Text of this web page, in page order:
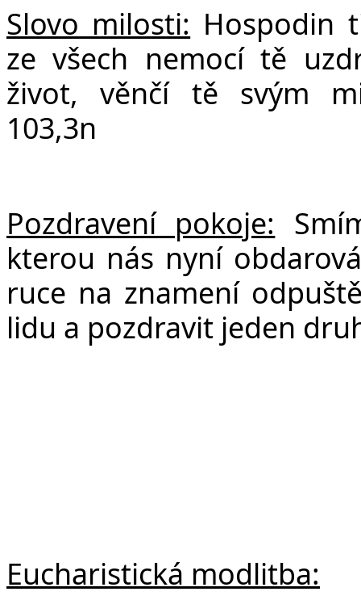
Slovo milosti: Hospodin
ze všech nemocí tě
život, věnčí tě svým
103,3n
Pozdravení pokoje:
kterou nás nyní
ruce na znamení
lidu a pozdravit jeden
Eucharistická modlitba: